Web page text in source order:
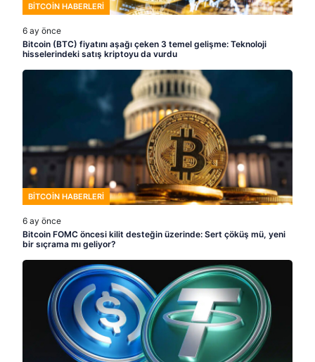
BITCOIN HABERLERI
6 ay önce
Bitcoin (BTC) fiyatını aşağı çeken 3 temel gelişme: Teknoloji
hisselerindeki satış kriptoyu da vurdu
BITCOIN HABERLERI
6 ay önce
Bitcoin FOMC öncesi kilit desteğin üzerinde: Sert çöküş mü, yeni
bir sıçrama mı geliyor?